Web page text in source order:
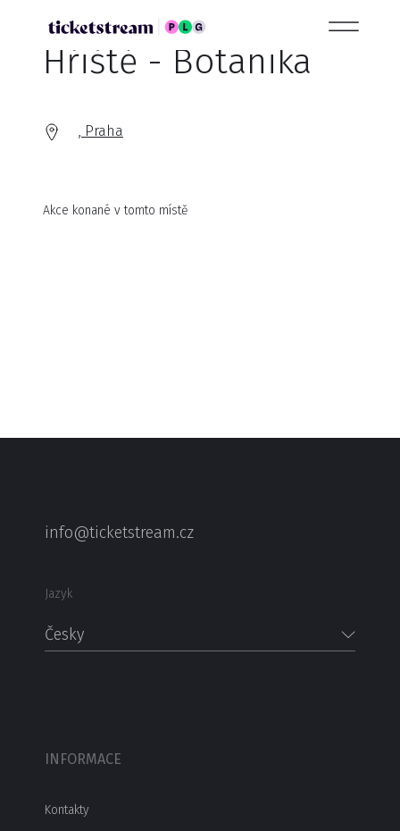
Hřiště - Botanika
, Praha
Akce konané v tomto místě
info@ticketstream.cz
Jazyk
Česky
INFORMACE
Kontakty